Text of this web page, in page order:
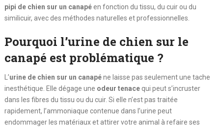
pipi de chien sur un canapéen fonction du tissu, du cuir ou du
similicuir, avec des méthodes naturelles et professionnelles.
Pourquoi l’urine de chien sur le
canapé est problématique ?
L’urine de chien sur un canapéne laisse pas seulement une tache
inesthétique. Elle dégage une odeur tenacequi peut s’incruster
dans les fibres du tissu ou du cuir. Si elle n’est pas traitée
rapidement, l’ammoniaque contenue dans l’urine peut
endommager les matériaux et attirer votre animal à refaire ses